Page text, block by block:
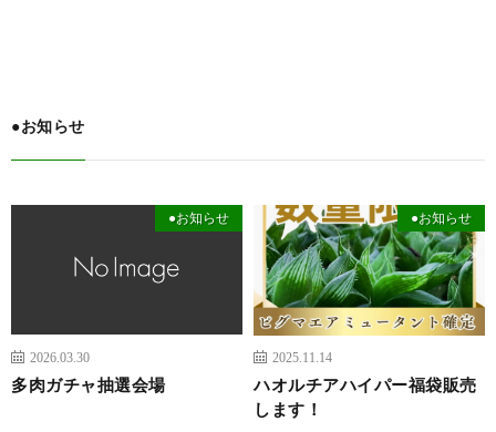
●お知らせ
●お知らせ
2026.03.30
多肉ガチャ抽選会場
●お知らせ
2025.11.14
ハオルチアハイパー福袋販売
します！